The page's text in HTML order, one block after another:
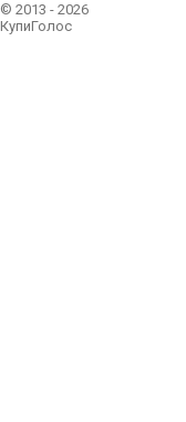
© 2013 - 2026
КупиГолос